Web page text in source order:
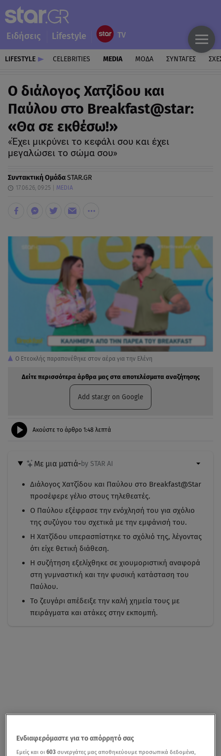
Ειδήσεις Lifestyle
LIFESTYLE CELEBRITIES MEDIA ΜΟΔΑ ΣΥΝΤΑΓΕΣ
Ο διάλογος Χατζίδου και
Παύλου στο Breakfast@star:
«Θα σε εκθέσω!»
«Έχει μικρύνει το κεφάλι σου και έχει
μεγαλώσει το σώμα σου»
Συντακτική ΟμάδαSTAR.GR
17.06.26, 09:25 MEDIA
Ο Ετεοκλής παραπονέθηκε στον αέρα για την Ελένη
Δείτε περισσότερα άρθρα μας στα αποτελέσματα αναζήτησης
Add star.gr on Google
Ακούστε το άρθρο 1:48 λεπτά
Με μια ματιά-by STAR AI
Διάλογος Χατζίδου και Παύλου στο Breakfast@Star
προσέφερε γέλιο στους τηλεθεατές.
Ο Παύλου εξέφρασε την ενόχλησή του για σχόλιο
της συζύγου του σχετικά με την εμφάνισή του.
Η Χατζίδου υπερασπίστηκε το σχόλιό της, λέγοντας
ότι είχε θετική διάθεση.
Η συζήτηση εξελίχθηκε σε χιουμοριστική αναφορά
στη γυμναστική και την φυσική κατάσταση του
Παύλου.
Το ζευγάρι απέδειξε την καλή χημεία τους με
πειράγματα και ατάκες στην εκπομπή.
Ενδιαφερόμαστε για το απόρρητό σας
Εμείς και οι603 συνεργάτες μας αποθηκεύουμε προσωπικά δεδομένα,